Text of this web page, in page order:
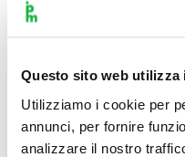
Questo sito web utilizza
Utilizziamo i cookie per
annunci, per fornire
analizzare il nostro